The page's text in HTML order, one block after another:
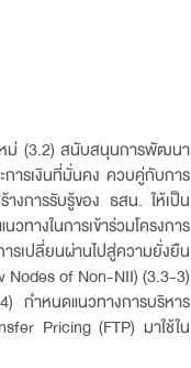
ม่ (3.2) สนับสนุนการพัฒนา
การเงินที่มั่นคง ควบคู่กับการ
งการรับรู้ของ ธสน. ให้เป็น
างในการเข้าร่วมโครงการ
ปลี่ยนผ่านไปสู่ความยั่งยืน
Nodes of Non-NII) (3.3-3)
กำหนดแนวทางการบริหาร
Pricing (FTP) มาใช้ใน